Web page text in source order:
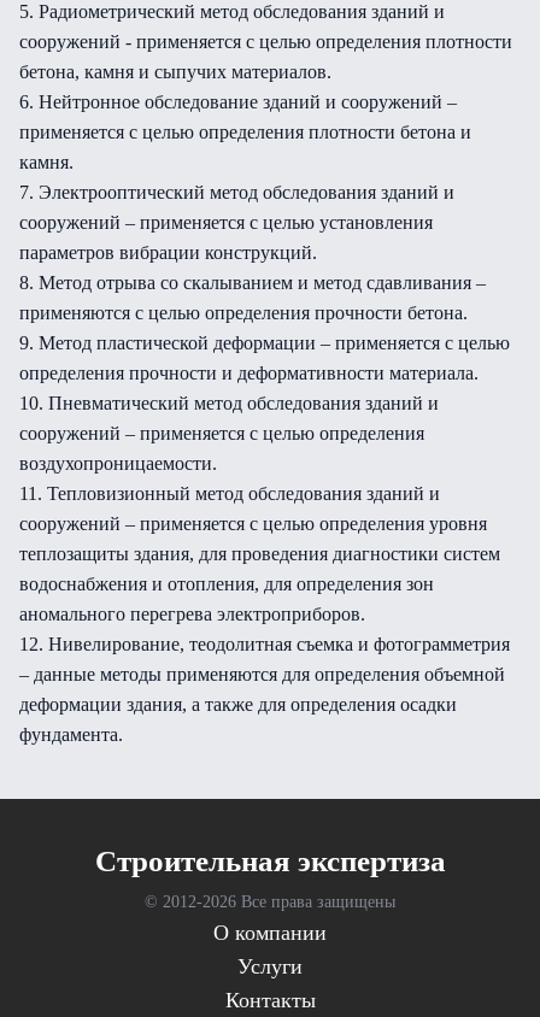
5. Радиометрический метод обследования зданий и
сооружений - применяется с целью определения плотности
бетона, камня и сыпучих материалов.
6. Нейтронное обследование зданий и сооружений –
применяется с целью определения плотности бетона и
камня.
7. Электрооптический метод обследования зданий и
сооружений – применяется с целью установления
параметров вибрации конструкций.
8. Метод отрыва со скалыванием и метод сдавливания –
применяются с целью определения прочности бетона.
9. Метод пластической деформации – применяется с целью
определения прочности и деформативности материала.
10. Пневматический метод обследования зданий и
сооружений – применяется с целью определения
воздухопроницаемости.
11. Тепловизионный метод обследования зданий и
сооружений – применяется с целью определения уровня
теплозащиты здания, для проведения диагностики систем
водоснабжения и отопления, для определения зон
аномального перегрева электроприборов.
12. Нивелирование, теодолитная съемка и фотограмметрия
– данные методы применяются для определения объемной
деформации здания, а также для определения осадки
фундамента.
Cтроительная экспертиза
© 2012-2026 Все права защищены
О компании
Услуги
Контакты